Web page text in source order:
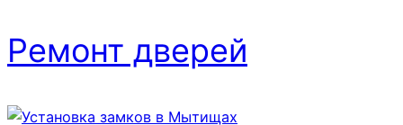
Ремонт дверей